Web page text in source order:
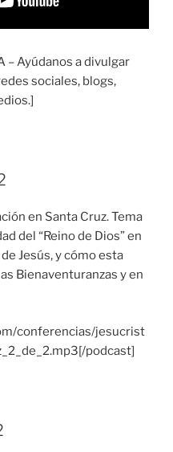
– Ayúdanos a divulgar
sociales, blogs,
en Santa Cruz. Tema
del “Reino de Dios” en
Jesús, y cómo esta
Bienaventuranzas y en
conferencias/jesucrist
podcast]